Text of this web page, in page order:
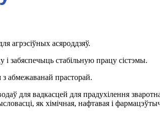
агрэсіўных асяроддзяў.
забяспечыць стабільную працу сістэмы.
з абмежаванай прасторай.
для вадкасцей для прадухілення
як хімічная, нафтавая і